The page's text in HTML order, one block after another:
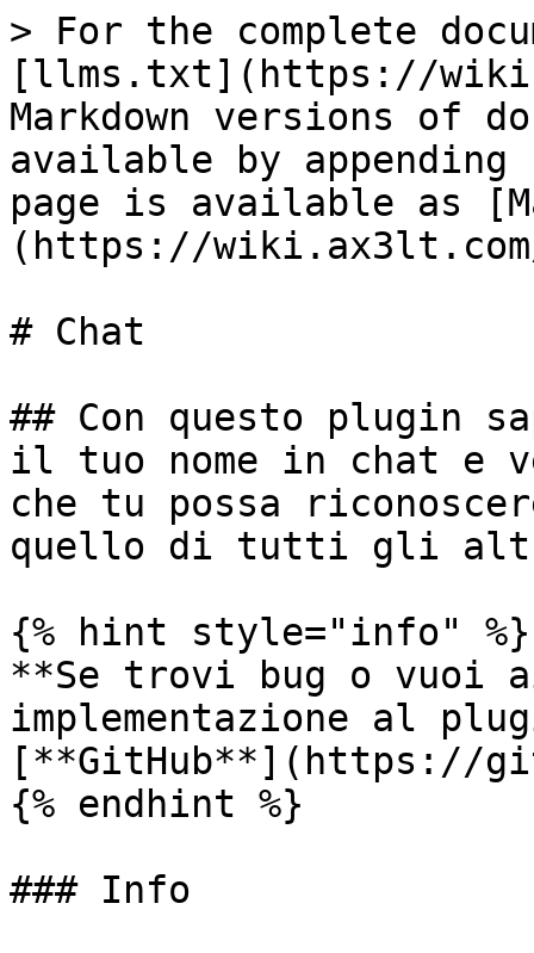
> For the complete
[llms.txt](https://
Markdown versions of
available by
page is available as
(https://
# Chat
## Con questo plugin
il tuo nome in chat e
che tu possa
quello di tutti gli
{% hint style="info" %}
**Se trovi bug o vuoi
implementazione al
[**GitHub**](https://
{% endhint %}
### Info